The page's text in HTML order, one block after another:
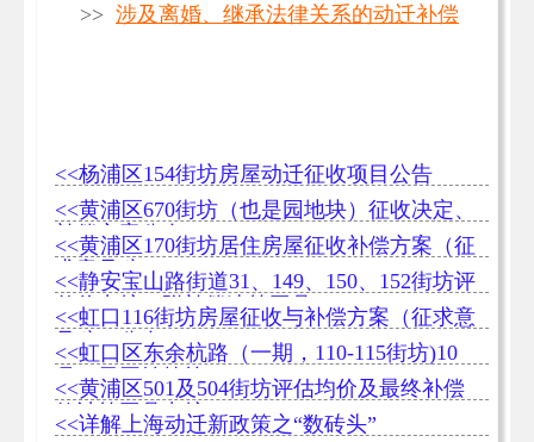
>> 涉及离婚、继承法律关系的动迁补偿
<<杨浦区154街坊房屋动迁征收项目公告
<<黄浦区670街坊（也是园地块）征收决定、
补偿方案公布
<<黄浦区170街坊居住房屋征收补偿方案（征
求意见稿）
<<静安宝山路街道31、149、150、152街坊评
估价出炉（附补偿速算工具）
<<虹口116街坊房屋征收与补偿方案（征求意
见稿）公布
<<虹口区东余杭路（一期，110-115街坊)10
月17日开始签约
<<黄浦区501及504街坊评估均价及最终补偿
款计算工具出炉
<<详解上海动迁新政策之“数砖头”